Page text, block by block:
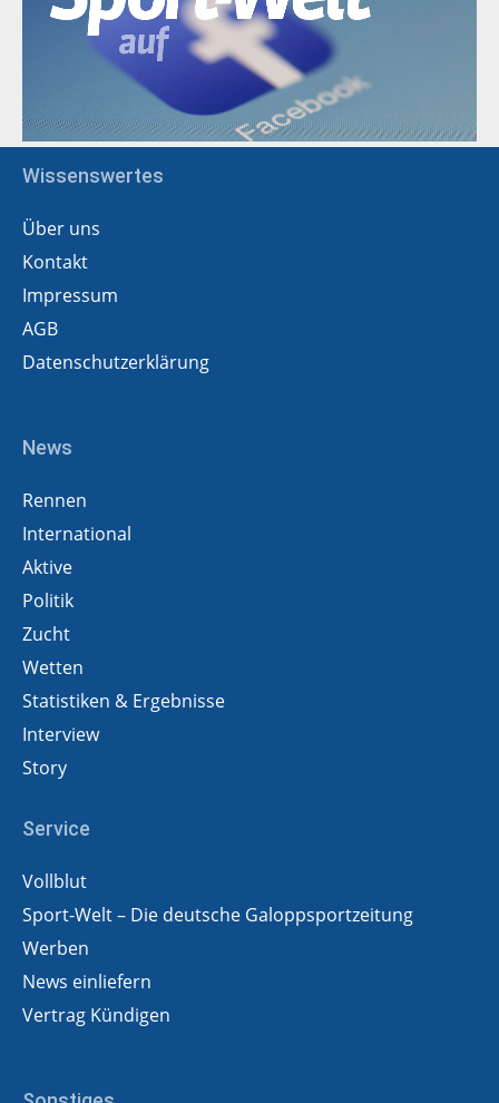
Wissenswertes
Über uns
Kontakt
Impressum
AGB
Datenschutzerklärung
News
Rennen
International
Aktive
Politik
Zucht
Wetten
Statistiken & Ergebnisse
Interview
Story
Service
Vollblut
Sport-Welt – Die deutsche Galoppsportzeitung
Werben
News einliefern
Vertrag Kündigen